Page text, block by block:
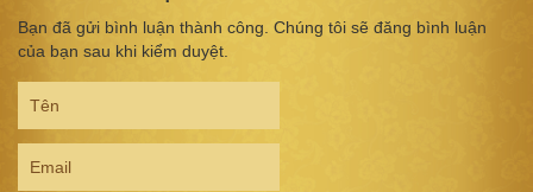
Bạn đã gửi bình luận thành công. Chúng tôi sẽ đăng bình luận
của bạn sau khi kiểm duyệt.